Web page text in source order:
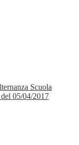
Scuola
05/04/2017